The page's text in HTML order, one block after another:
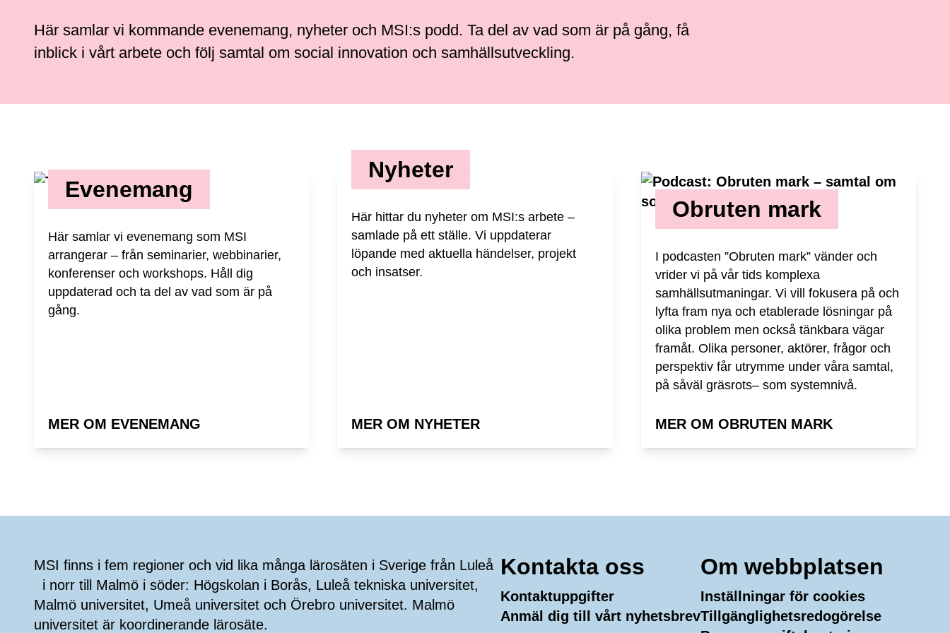
Här samlar vi kommande evenemang, nyheter och MSI:s podd. Ta del av vad som är på gång, få
inblick i vårt arbete och följ samtal om social innovation och samhällsutveckling.
Evenemang
Här samlar vi evenemang som MSI
arrangerar – från seminarier, webbinarier,
konferenser och workshops. Håll dig
uppdaterad och ta del av vad som är på
gång.
MER OM EVENEMANG
Nyheter
Här hittar du nyheter om MSI:s arbete –
samlade på ett ställe. Vi uppdaterar
löpande med aktuella händelser, projekt
och insatser.
MER OM NYHETER
Obruten mark
I podcasten ”Obruten mark” vänder och
vrider vi på vår tids komplexa
samhällsutmaningar. Vi vill fokusera på och
lyfta fram nya och etablerade lösningar på
olika problem men också tänkbara vägar
framåt. Olika personer, aktörer, frågor och
perspektiv får utrymme under våra samtal,
på såväl gräsrots– som systemnivå.
MER OM OBRUTEN MARK
MSI finns i fem regioner och vid lika många lärosäten i Sverige från Luleå
i norr till Malmö i söder: Högskolan i Borås, Luleå tekniska universitet,
Malmö universitet, Umeå universitet och Örebro universitet. Malmö
universitet är koordinerande lärosäte.
Kontakta oss
Kontaktuppgifter
Anmäl dig till vårt nyhetsbrev
Om webbplatsen
Inställningar för cookies
Tillgänglighetsredogörelse